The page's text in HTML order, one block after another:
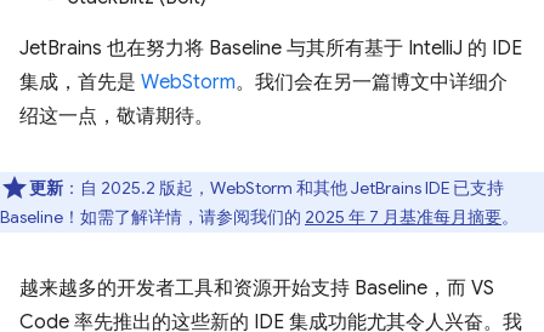
JetBrains 也在努力将 Baseline 与其所有基于 IntelliJ 的 IDE
集成，首先是 WebStorm。我们会在另一篇博文中详细介
绍这一点，敬请期待。
更新 ：自 2025.2 版起，WebStorm 和其他 JetBrains IDE 已支持
Baseline！如需了解详情，请参阅我们的 2025 年 7 月基准每月摘要。
越来越多的开发者工具和资源开始支持 Baseline，而 VS
Code 率先推出的这些新的 IDE 集成功能尤其令人兴奋。我